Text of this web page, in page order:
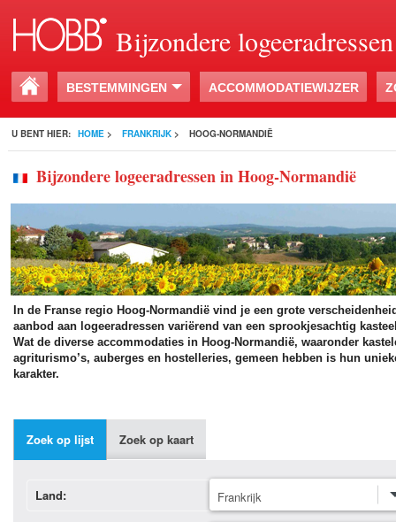
Bijzondere logeeradressen
BESTEMMINGEN ACCOMMODATIEWIJZER
U BENT HIER: HOME > FRANKRIJK > HOOG-NORMANDIË
Bijzondere logeeradressen in Hoog-Normandië
In de Franse regio Hoog-Normandië vind je een grote
aanbod aan logeeradressen variërend van een sprookjesachtig
Wat de diverse accommodaties in Hoog-Normandië, waaronder
agriturismo’s, auberges en hostelleries, gemeen hebben is hun
karakter.
Zoek op lijst Zoek op kaart
Land: